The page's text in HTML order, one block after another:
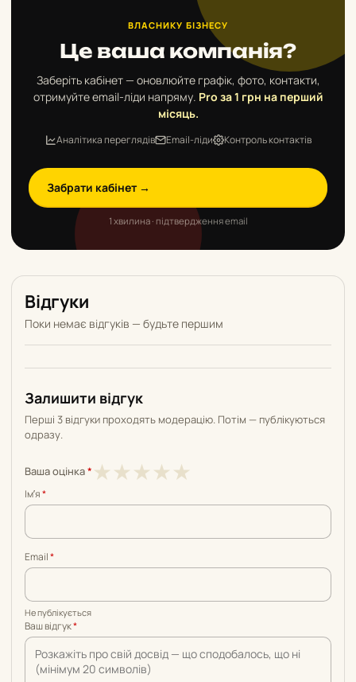
ВЛАСНИКУ БІЗНЕСУ
Це ваша компанія?
Заберіть кабінет — оновлюйте графік, фото, контакти,
отримуйте email-ліди напряму. Pro за 1 грн на перший
місяць.
Аналітика переглядів Email-ліди Контроль контактів
Забрати кабінет →
1 хвилина · підтвердження email
Відгуки
Поки немає відгуків — будьте першим
Залишити відгук
Перші 3 відгуки проходять модерацію. Потім — публікуються
одразу.
Ваша оцінка* ★
5
★4
5
★3
5
★2
5
★1
5
Імʼя*
Email*
Не публікується
Ваш відгук*